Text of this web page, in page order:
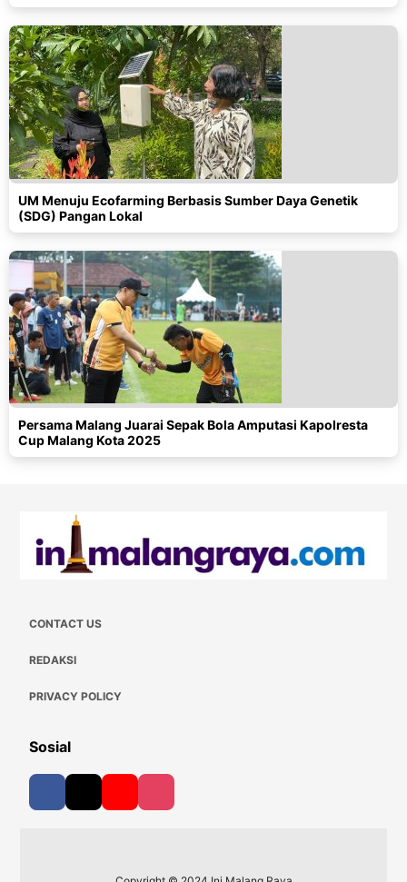
UM Menuju Ecofarming Berbasis Sumber Daya Genetik
(SDG) Pangan Lokal
Persama Malang Juarai Sepak Bola Amputasi Kapolresta
Cup Malang Kota 2025
CONTACT US
REDAKSI
PRIVACY POLICY
Sosial